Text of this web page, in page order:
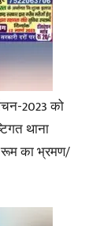
2023 को
थाना
रूम का भ्रमण/